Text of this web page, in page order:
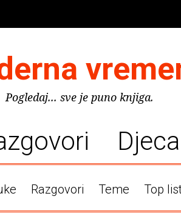
Pogledaj... sve je puno knjiga.
Djeca
Razgovori Teme Top